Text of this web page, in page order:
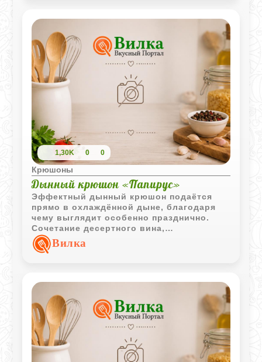
согревающим эффектом от коньяка.
1,30K 0 0
Крюшоны
Дынный крюшон «Папирус»
Эффектный дынный крюшон подаётся
прямо в охлаждённой дыне, благодаря
чему выглядит особенно празднично.
Сочетание десертного вина,
апельсинового сока и шампанского
делает напиток лёгким, фруктовым и
Вилка